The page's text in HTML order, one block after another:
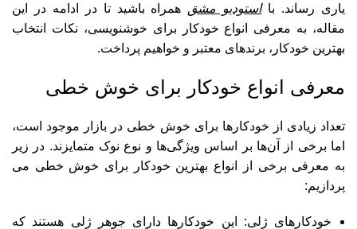
یاری رساند. بااستودیو مشق همراه باشید تا در ادامه در این
مقاله، به معرفی انواع خودکار برای خوشنویسی، نکات انتخاب
بهترین خودکار، برندهای معتبر و خواهیم پرداخت.
معرفی انواع خودکار برای خوش خطی
تعداد زیادی از خودکارها برای خوش ‌خطی در بازار موجود است،
اما برخی از آن‌ها بر اساس ویژگی‌ها و نوع نوک متمایزند. در زیر
به معرفی برخی از انواع بهترین خودکار برای خوش خطی می
پردازیم:
خودکار‌های ژلی: این خودکارها دارای جوهر ژلی هستند که